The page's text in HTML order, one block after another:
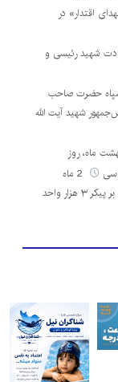
اقتدار» در
شهید رئیسی و
سپاه حضرت صاحب
شهید آیت الله
خامنه‌ای به مناسبت ۲۵ اردیبهشت ماه، روز
از سنگر دفاع تا میدان سازندگی؛ ترمیم زخم‌های جنگ بر پیکر ۳ هزار واحد